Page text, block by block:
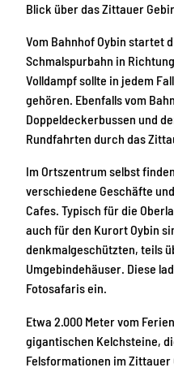
Blick über das Zittauer
Vom Bahnhof Oybin startet
Schmalspurbahn in
Volldampf sollte in jedem
gehören. Ebenfalls vom
Doppeldeckerbussen und
Rundfahrten durch das
Im Ortszentrum selbst
verschiedene Geschäfte
Cafes. Typisch für die
auch für den Kurort Oybin
denkmalgeschützten, teils
Umgebindehäuser. Diese
Fotosafaris ein.
Etwa 2.000 Meter vom
gigantischen Kelchsteine,
Felsformationen im Zittauer